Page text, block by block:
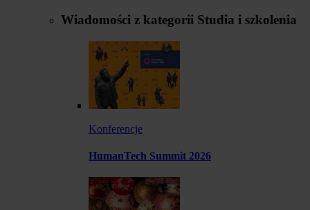
Wiadomości z kategorii Studia i szkolenia
Konferencje
HumanTech Summit 2026